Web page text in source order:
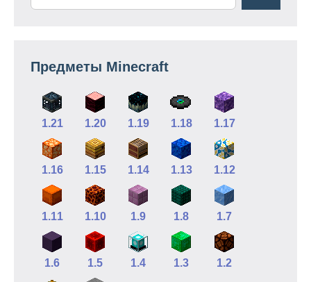
Предметы Minecraft
1.21 1.20 1.19 1.18 1.17
1.16 1.15 1.14 1.13 1.12
1.11 1.10 1.9 1.8 1.7
1.6 1.5 1.4 1.3 1.2